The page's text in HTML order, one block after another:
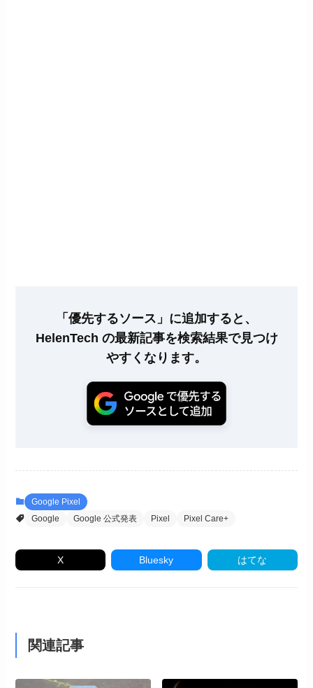
「優先するソース」に追加すると、
HelenTech の最新記事を検索結果で見つけ
やすくなります。
Google Pixel
Google
Google 公式発表 Pixel Pixel Care+
X Bluesky はてな
関連記事